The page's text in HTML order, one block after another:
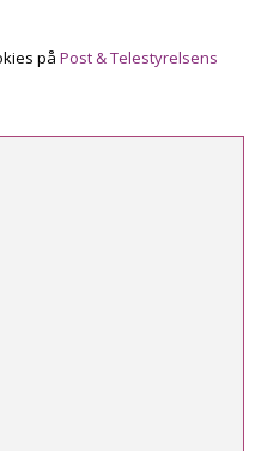
påPost & Telestyrelsens